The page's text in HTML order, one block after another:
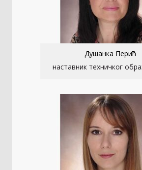
Душанка Перић
наставник техничког